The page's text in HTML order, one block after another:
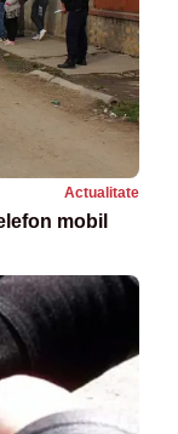
Actualitate
mobil